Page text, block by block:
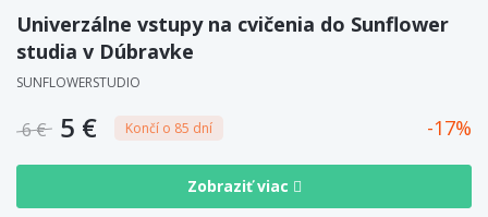
Univerzálne vstupy na cvičenia do Sunflower
studia v Dúbravke
SUNFLOWERSTUDIO
6 € 5 € Končí o 85 dní 17
Zobraziť viac